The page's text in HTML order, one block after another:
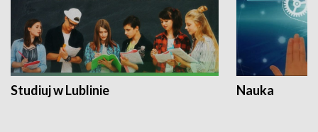
Studiuj w Lublinie Nauka